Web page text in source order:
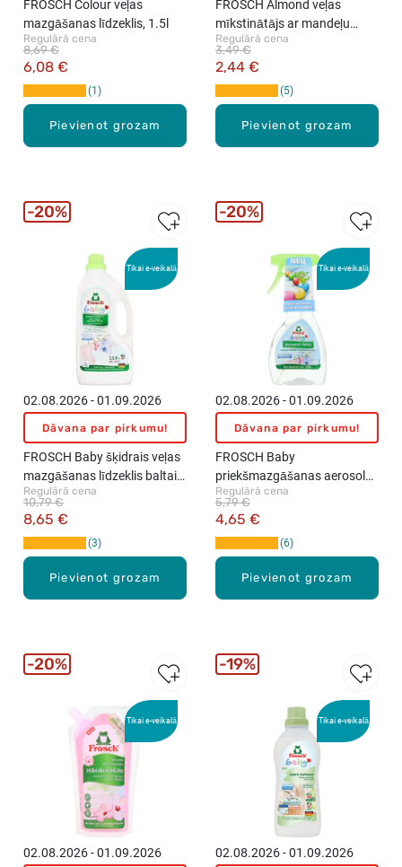
Pievienot grozam
FROSCH Colour veļas
mazgāšanas līdzeklis, 1.5l
Regulārā cena
6,08 €
8,69 €
1
Pievienot grozam
FROSCH Almond veļas
mīkstinātājs ar mandeļu
pieniņa aromātu, 1l
Regulārā cena
2,44 €
3,49 €
5
Tikai e-veikalā
Pievienot grozam
02.08.2026 - 01.09.2026
Dāvana par pirkumu!
FROSCH Baby šķidrais veļas
mazgāšanas līdzeklis baltai
un krāsainai veļai, 1500ml
Regulārā cena
8,65 €
10,79 €
3
20%
Tikai e-veikalā
Pievienot grozam
02.08.2026 - 01.09.2026
Dāvana par pirkumu!
FROSCH Baby
priekšmazgāšanas aerosols,
300ml
Regulārā cena
4,65 €
5,79 €
6
20%
Tikai e-veikalā
02.08.2026 - 01.09.2026
20%
Tikai e-veikalā
02.08.2026 - 01.09.2026
19%